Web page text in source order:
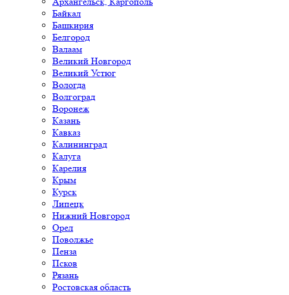
Байкал
Башкирия
Белгород
Валаам
Великий Новгород
Великий Устюг
Вологда
Волгоград
Воронеж
Казань
Кавказ
Калининград
Калуга
Карелия
Крым
Курск
Липецк
Нижний Новгород
Орел
Поволжье
Пенза
Псков
Рязань
Ростовская область